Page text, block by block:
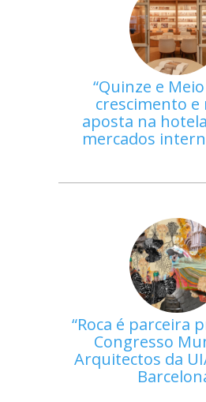
Quinze e
crescimento e
aposta na
mercados
Roca é parceira
Congresso
Arquitectos da